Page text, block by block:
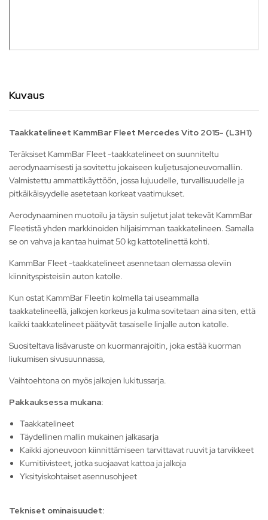
Kuvaus
Taakkatelineet KammBar Fleet Mercedes Vito 2015- (L3H1)
Teräksiset KammBar Fleet -taakkatelineet on suunniteltu
aerodynaamisesti ja sovitettu jokaiseen kuljetusajoneuvomalliin.
Valmistettu ammattikäyttöön, jossa lujuudelle, turvallisuudelle ja
pitkäikäisyydelle asetetaan korkeat vaatimukset.
Aerodynaaminen muotoilu ja täysin suljetut jalat tekevät KammBar
Fleetistä yhden markkinoiden hiljaisimman taakkatelineen. Samalla
se on vahva ja kantaa huimat 50 kg kattotelinettä kohti.
KammBar Fleet -taakkatelineet asennetaan olemassa oleviin
kiinnityspisteisiin auton katolle.
Kun ostat KammBar Fleetin kolmella tai useammalla
taakkatelineellä, jalkojen korkeus ja kulma sovitetaan aina siten, että
kaikki taakkatelineet päätyvät tasaiselle linjalle auton katolle.
Suositeltava lisävaruste on kuormanrajoitin, joka estää kuorman
liukumisen sivusuunnassa,
Vaihtoehtona on myös jalkojen lukitussarja.
Pakkauksessa mukana:
Taakkatelineet
Täydellinen mallin mukainen jalkasarja
Kaikki ajoneuvoon kiinnittämiseen tarvittavat ruuvit ja tarvikkeet
Kumitiivisteet, jotka suojaavat kattoa ja jalkoja
Yksityiskohtaiset asennusohjeet
Tekniset ominaisuudet: